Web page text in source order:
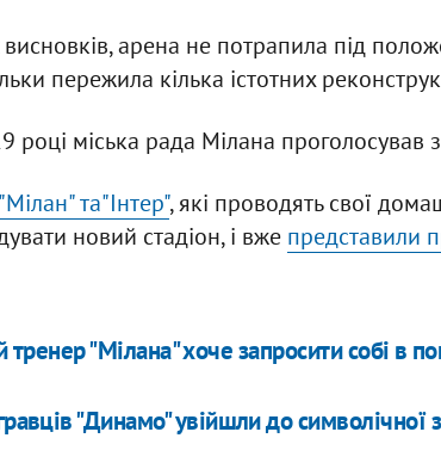
висновків, арена не потрапила під
пережила кілька істотних
році міська рада Мілана проголосував
"Мілан" та"Інтер", які проводять свої
новий стадіон, і вже представили
"Мілана" хоче запросити собі в
"Динамо" увійшли до символічної